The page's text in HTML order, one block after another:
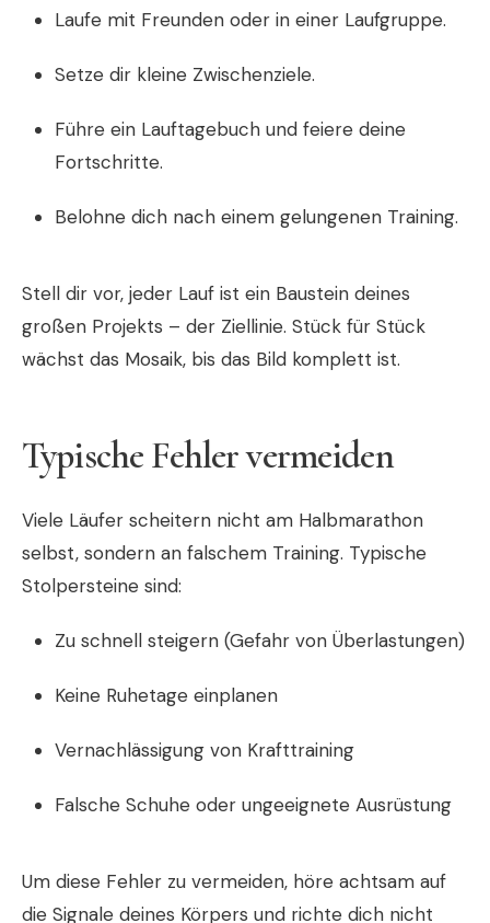
Laufe mit Freunden oder in einer Laufgruppe.
Setze dir kleine Zwischenziele.
Führe ein Lauftagebuch und feiere deine
Fortschritte.
Belohne dich nach einem gelungenen Training.
Stell dir vor, jeder Lauf ist ein Baustein deines
großen Projekts – der Ziellinie. Stück für Stück
wächst das Mosaik, bis das Bild komplett ist.
Typische Fehler vermeiden
Viele Läufer scheitern nicht am Halbmarathon
selbst, sondern an falschem Training. Typische
Stolpersteine sind:
Zu schnell steigern (Gefahr von Überlastungen)
Keine Ruhetage einplanen
Vernachlässigung von Krafttraining
Falsche Schuhe oder ungeeignete Ausrüstung
Um diese Fehler zu vermeiden, höre achtsam auf
die Signale deines Körpers und richte dich nicht